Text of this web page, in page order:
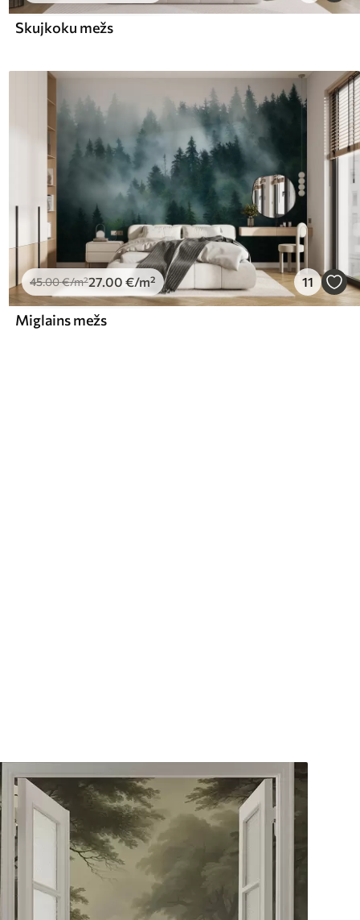
Skujkoku mežs
45.00€/m²27.00 €/m² 11
Miglains mežs